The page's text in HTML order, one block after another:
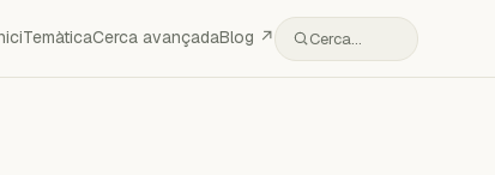
TemàticaCerca avançadaBlog ↗ Cerca…